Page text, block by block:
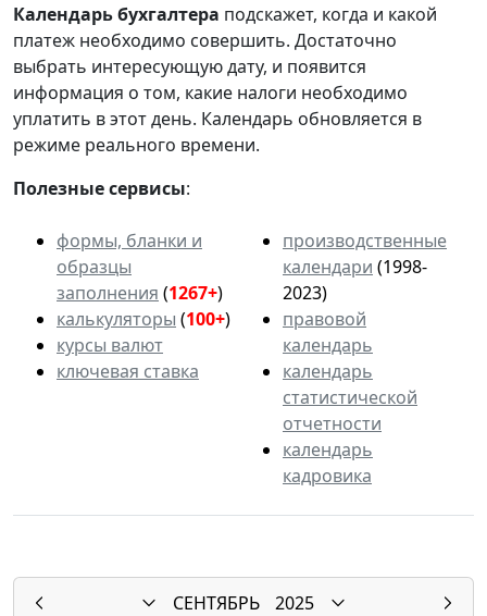
Календарьбухгалтера подскажет, когда и какой
платеж необходимо совершить. Достаточно
выбрать интересующую дату, и появится
информация о том, какие налоги необходимо
уплатить в этот день. Календарь обновляется в
режиме реального времени.
Полезные сервисы:
формы, бланки и
образцы
заполнения (1267+)
калькуляторы (100+)
курсы валют
ключевая ставка
производственные
календари (1998-
2023)
правовой
календарь
календарь
статистической
отчетности
календарь
кадровика
СЕНТЯБРЬ
2025